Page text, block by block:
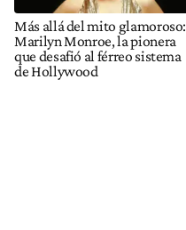
Más allá del mito glamoroso:
Marilyn Monroe, la pionera
que desafió al férreo sistema
de Hollywood